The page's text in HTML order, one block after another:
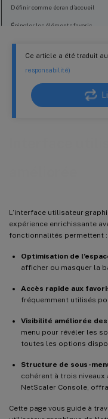
Ce article a été traduit
responsabilité)
L’interface utilisateur
expérience enrichissante
fonctionnalités permettent :
Optimisation de
afficher ou masquer la
Accès rapide aux
fréquemment utilisés
Visibilité améliorée des
menu pour révéler les
toutes les options
Structure de sous-
cohérent à trois niveaux
NetScaler Console,
Cette page vous guide à
Définir comme écran d’accueil
Épingler les éléments favoris
Migrer vers le service